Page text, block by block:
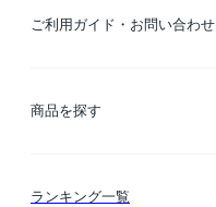
ご利用ガイド・お問い合わせ
ご利用ガイド
商品を探す
カテゴリー検索
ランキング一覧